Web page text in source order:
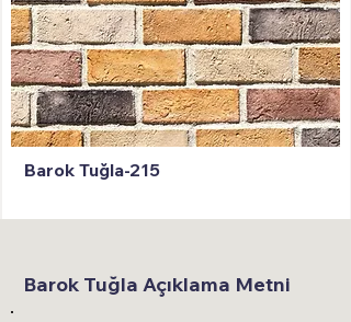
Barok Tuğla-215
Barok Tuğla Açıklama Metni